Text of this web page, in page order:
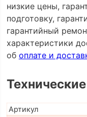
низкие цены,
подготовку,
гарантийный
характеристики
об оплате и
Артикул